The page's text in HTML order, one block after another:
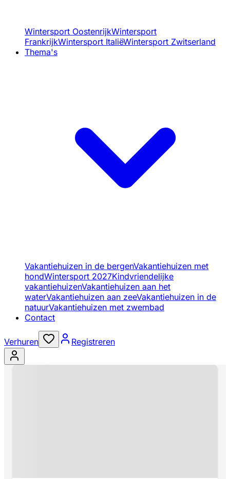
Wintersport OostenrijkWintersport
FrankrijkWintersport ItaliëWintersport Zwitserland
Thema's
Vakantiehuizen in de bergenVakantiehuizen met
hondWintersport 2027Kindvriendelijke
vakantiehuizenVakantiehuizen aan het
waterVakantiehuizen aan zeeVakantiehuizen in de
natuurVakantiehuizen met zwembad
Contact
Verhuren Registreren